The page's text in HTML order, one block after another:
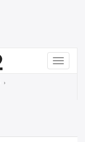
Menu